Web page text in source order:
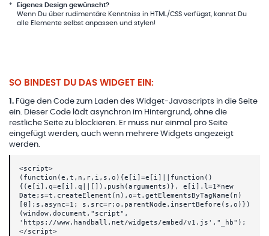
*
Eigenes Design gewünscht?
Wenn Du über rudimentäre Kenntniss in HTML/CSS verfügst, kannst Du
alle Elemente selbst anpassen und stylen!
SO BINDEST DU DAS WIDGET EIN:
. Füge den Code zum Laden des Widget-Javascripts in die Seite
ein. Dieser Code lädt asynchron im Hintergrund, ohne die
restliche Seite zu blockieren. Er muss nur einmal pro Seite
eingefügt werden, auch wenn mehrere Widgets angezeigt
werden.
<script>
(function(e,t,n,r,i,s,o){e[i]=e[i]||function()
{(e[i].q=e[i].q||[]).push(arguments)}, e[i].l=1*new
Date;s=t.createElement(n),o=t.getElementsByTagName(n)
[0];s.async=1; s.src=r;o.parentNode.insertBefore(s,o)})
(window,document,"script",
'https://www.handball.net/widgets/embed/v1.js',"_hb");
</script>